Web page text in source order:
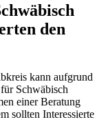
den
kann aufgrund
Schwäbisch
einer Beratung
sollten Interessierte